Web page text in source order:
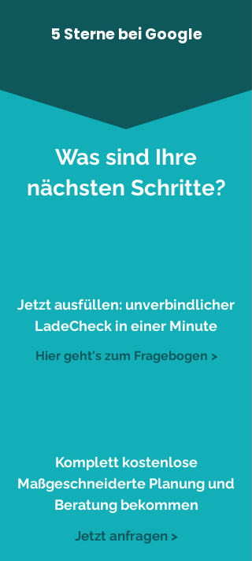
5 Sterne beiGoogle
Was sind Ihre
nächsten Schritte?
Jetzt ausfüllen: unverbindlicher
LadeCheck in einer Minute
Hier geht's zum Fragebogen >
Komplett kostenlose
Maßgeschneiderte Planung und
Beratung bekommen
Jetzt anfragen >